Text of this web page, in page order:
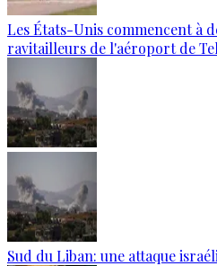
Les États-Unis commencent à
ravitailleurs de l'aéroport de
Sud du Liban: une attaque